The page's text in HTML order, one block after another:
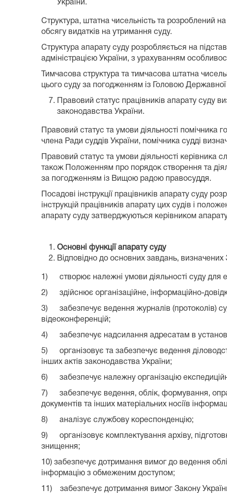
України.
Структура, штатна чисельність та розроблений
обсягу видатків на утримання суду.
Структура апарату суду розробляється на
адміністрацією України, з урахуванням
Тимчасова структура та тимчасова штатна
цього суду за погодженням із Головою Державної
Правовий статус працівників апарату суду
законодавства України.
Правовий статус та умови діяльності
члена Ради суддів України, помічника судді
Правовий статус та умови діяльності
також Положенням про порядок створення та
за погодженням із Вищою радою правосуддя.
Посадові інструкції працівників апарату суду
інструкцій працівників апарату цих судів і
апарату суду затверджуються керівником
Основні функції апарату суду
Відповідно до основних завдань,
1) створює належні умови діяльності суду для
2) здійснює організаційне, інформаційно-
3) забезпечує ведення журналів (протоколів)
відеоконференцій;
4) забезпечує надсилання адресатам в
5) організовує та забезпечує ведення
інших актів законодавства України;
6) забезпечує належну організацію
7) забезпечує ведення, облік, формування,
документів та інших матеріальних носіїв
8) аналізує службову кореспонденцію;
9) організовує комплектування архіву,
знищення;
10) забезпечує дотримання вимог до ведення
інформацію з обмеженим доступом;
11) забезпечує дотримання вимог Закону